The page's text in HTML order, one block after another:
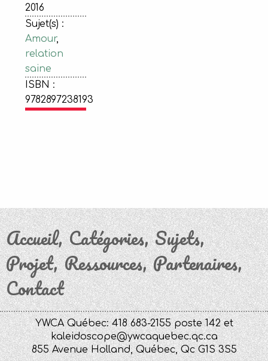
2016
Sujet(s) :
Amour,
relation
saine
ISBN :
9782897238193
Accueil Catégories Sujets
Projet Ressources Partenaires
Contact
YWCA Québec: 418 683-2155 poste 142 et
kaleidoscope@ywcaquebec.qc.ca
855 Avenue Holland, Québec, Qc G1S 3S5